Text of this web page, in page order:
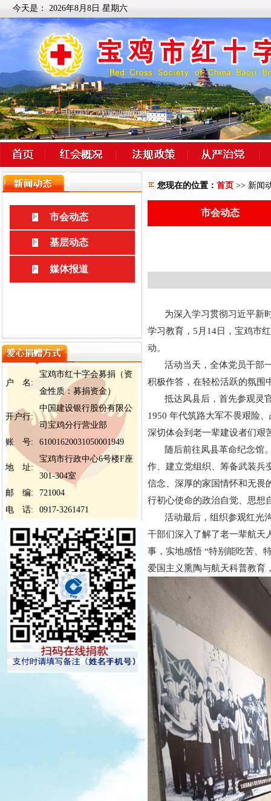
今天是： 2026年8月8日 星期六
市会动态
基层动态
媒体报道
户 名:
宝鸡市红十字会募捐（资
金性质：募捐资金）
开户行:
中国建设银行股份有限公
司宝鸡分行营业部
账 号:
61001620031050001949
地 址:
宝鸡市行政中心6号楼F座
301-304室
邮 编:
721004
电 话:
0917-3261471
您现在的位置： 首页 >> 新闻
市会动态
为深入学习贯彻习近平新时
学习教育，5月14日，宝鸡市
动。
活动当天，全体党员干部一
积极作答，在轻松活跃的氛围
抵达凤县后，首先参观灵官
1950 年代筑路大军不畏艰险
深切体会到老一辈建设者们艰
随后前往凤县革命纪念馆。
作、建立党组织、筹备武装兵
信念、深厚的家国情怀和无畏
行初心使命的政治自觉、思想
活动最后，组织参观红光沟
干部们深入了解了老一辈航天
事，实地感悟 “特别能吃苦、
爱国主义熏陶与航天科普教育